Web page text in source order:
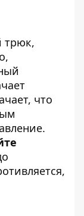
трюк,
что